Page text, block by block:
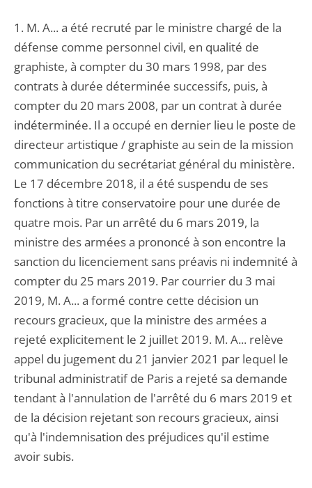
1. M. A... a été recruté par le ministre chargé de la
défense comme personnel civil, en qualité de
graphiste, à compter du 30 mars 1998, par des
contrats à durée déterminée successifs, puis, à
compter du 20 mars 2008, par un contrat à durée
indéterminée. Il a occupé en dernier lieu le poste de
directeur artistique / graphiste au sein de la mission
communication du secrétariat général du ministère.
Le 17 décembre 2018, il a été suspendu de ses
fonctions à titre conservatoire pour une durée de
quatre mois. Par un arrêté du 6 mars 2019, la
ministre des armées a prononcé à son encontre la
sanction du licenciement sans préavis ni indemnité à
compter du 25 mars 2019. Par courrier du 3 mai
2019, M. A... a formé contre cette décision un
recours gracieux, que la ministre des armées a
rejeté explicitement le 2 juillet 2019. M. A... relève
appel du jugement du 21 janvier 2021 par lequel le
tribunal administratif de Paris a rejeté sa demande
tendant à l'annulation de l'arrêté du 6 mars 2019 et
de la décision rejetant son recours gracieux, ainsi
qu'à l'indemnisation des préjudices qu'il estime
avoir subis.